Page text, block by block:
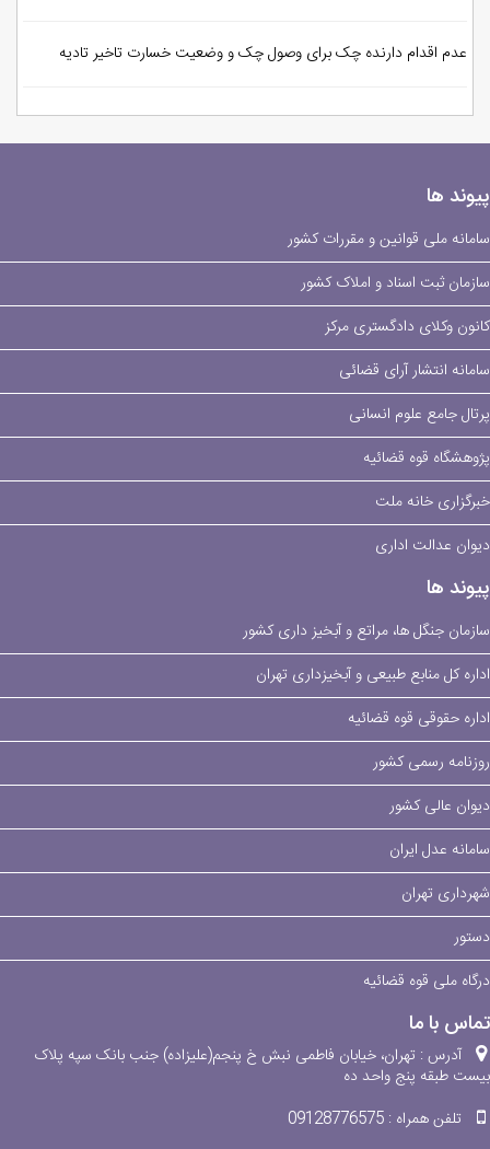
عدم اقدام دارنده چک برای وصول چک و وضعیت خسارت تاخیر تادیه
پیوند ها
سامانه ملی قوانین و مقررات کشور
سازمان ثبت اسناد و املاک کشور
کانون وکلای دادگستری مرکز
سامانه انتشار آرای قضائی
پرتال جامع علوم انسانی
پژوهشگاه قوه قضائیه
خبرگزاری خانه ملت
دیوان عدالت اداری
پیوند ها
سازمان جنگل ها، مراتع و آبخیز داری کشور
اداره کل منابع طبیعی و آبخیزداری تهران
اداره حقوقی قوه قضائیه
روزنامه رسمی کشور
دیوان عالی کشور
سامانه عدل ایران
شهرداری تهران
دستور
درگاه ملی قوه قضائیه
تماس با ما
آدرس : تهران، خیابان فاطمی نبش خ پنجم(علیزاده) جنب بانک سپه پلاک
بیست طبقه پنج واحد ده
تلفن همراه :